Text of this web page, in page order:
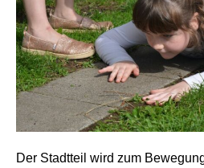
Der Stadtteil wird zum